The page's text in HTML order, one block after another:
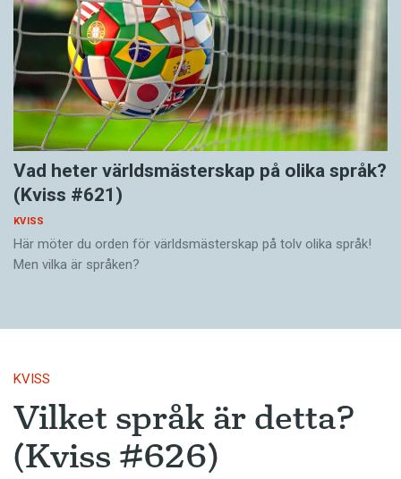
Vad heter världsmästerskap på olika språk?
(Kviss #621)
KVISS
Här möter du orden för världsmästerskap på tolv olika språk!
Men vilka är språken?
KVISS
Vilket språk är detta?
(Kviss #626)